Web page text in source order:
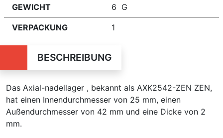
GEWICHT 6 G
VERPACKUNG 1
BESCHREIBUNG
Das Axial-nadellager , bekannt als AXK2542-ZEN ZEN,
hat einen Innendurchmesser von 25 mm, einen
Außendurchmesser von 42 mm und eine Dicke von 2
mm.